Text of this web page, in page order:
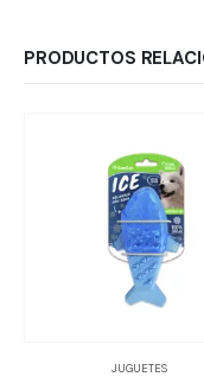
PRODUCTOS
JUGUETES